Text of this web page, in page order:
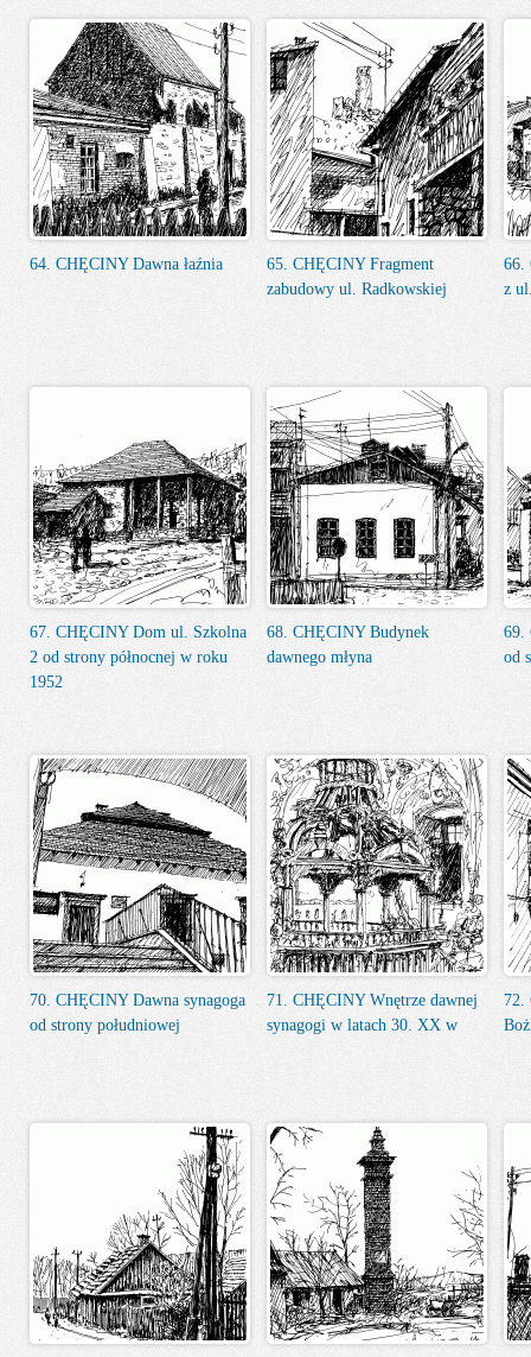
64. CHĘCINY Dawna łaźnia
65. CHĘCINY Fragment
zabudowy ul. Radkowskiej
66.
z
67. CHĘCINY Dom ul. Szkolna
2 od strony północnej w roku
1952
68. CHĘCINY Budynek
dawnego młyna
69.
od
70. CHĘCINY Dawna synagoga
od strony południowej
71. CHĘCINY Wnętrze dawnej
synagogi w latach 30. XX w
72.